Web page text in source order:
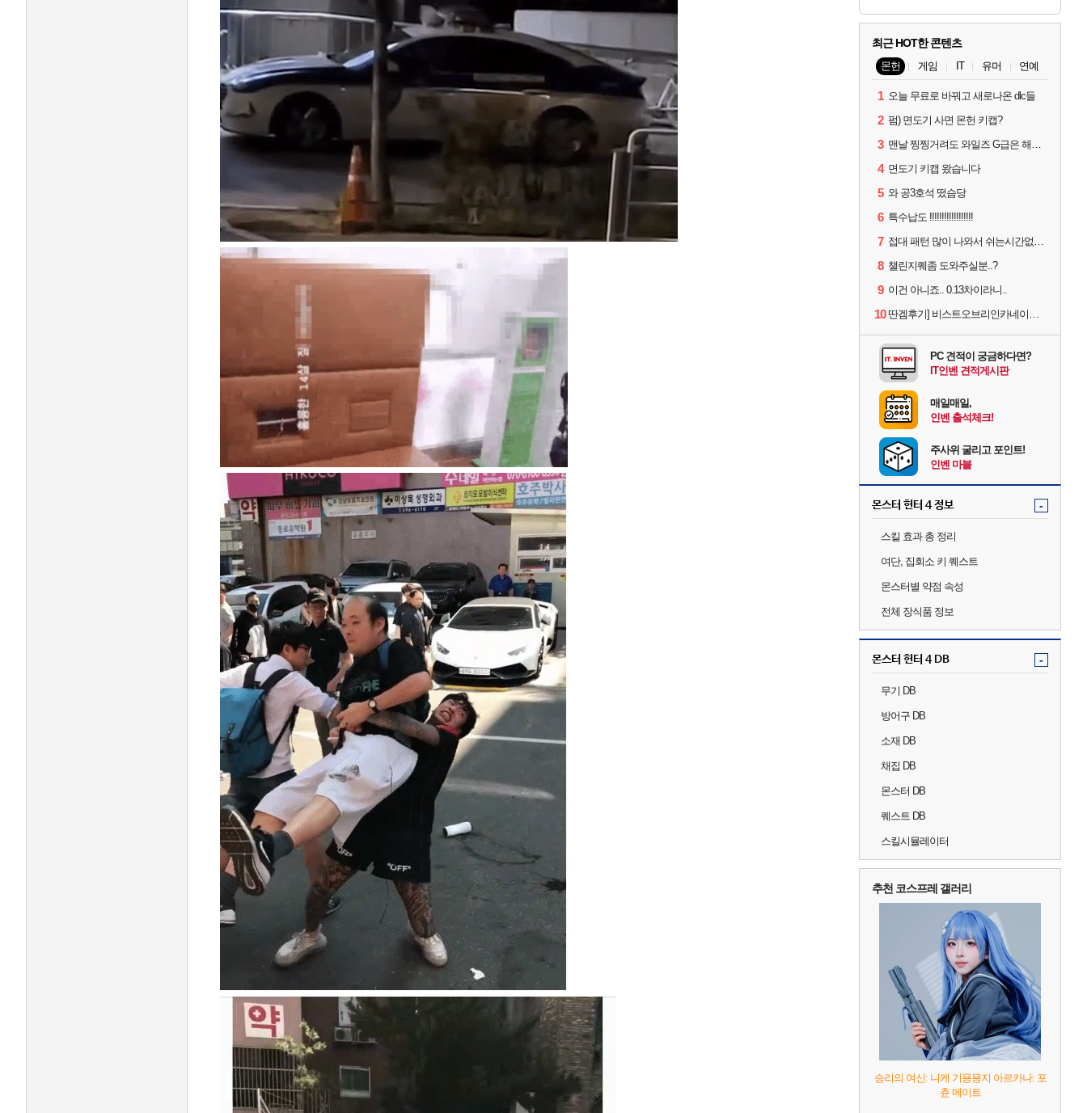
최근 HOT한 콘텐츠
몬헌 게임 IT 유머 연예
1 오늘 무료로 바꿔고 새로나온 dlc들
2 펌) 면도기 사면 몬헌 키캡?
3 맨날 찡찡거려도 와일즈 G급은 해야하니까 접속 jpg
4 면도기 키캡 왔습니다
5 와 공3호석 떴슴당
6 특수납도 !!!!!!!!!!!!!!!!!!
7 접대 패턴 많이 나와서 쉬는시간없이 빡딜한것같은데..
8 챌린지퀘좀 도와주실분..?
9 이건 아니죠.. 0.13차이라니..
10 딴겜후기] 비스트오브리인카네이션 하...
PC 견적이 궁금하다면?
IT인벤 견적게시판
매일매일,
인벤 출석체크!
주사위 굴리고 포인트!
인벤 마블
몬스터 헌터 4 정보 -
스킬 효과 총 정리
여단, 집회소 키 퀘스트
몬스터별 약점 속성
전체 장식품 정보
몬스터 헌터 4 DB -
무기 DB
방어구 DB
소재 DB
채집 DB
몬스터 DB
퀘스트 DB
스킬시뮬레이터
추천 코스프레 갤러리
승리의 여신: 니케 기묭묭지 아르카나: 포
츈 메이트